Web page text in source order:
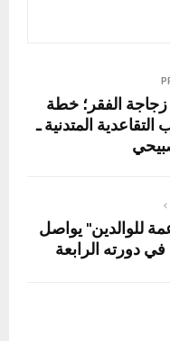
الفقر؛ خطة
المتدنية ـ
للوالدين" يواصل
دورته الرابعة